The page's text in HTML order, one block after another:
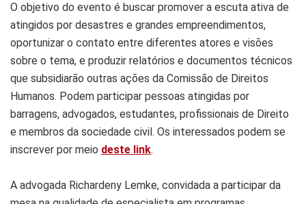
O objetivo do evento é buscar promover a escuta ativa de
atingidos por desastres e grandes empreendimentos,
oportunizar o contato entre diferentes atores e visões
sobre o tema, e produzir relatórios e documentos técnicos
que subsidiarão outras ações da Comissão de Direitos
Humanos. Podem participar pessoas atingidas por
barragens, advogados, estudantes, profissionais de Direito
e membros da sociedade civil. Os interessados podem se
inscrever por meio deste link.
A advogada Richardeny Lemke, convidada a participar da